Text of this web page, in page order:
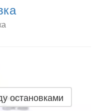
остановками